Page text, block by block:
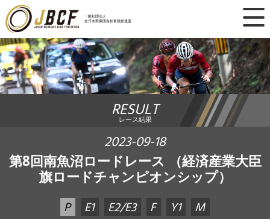
一般社団法人
全日本実業団自転車競技連盟
×
ニュース
レース日程
ランキング
レース結果
チーム・選手
競技ガイド
RESULT
レース結果
2023-09-18
第8回南魚沼ロードレース （経済産業大臣
旗ロードチャンピオンシップ）
P E1 E2/E3 F Y1 M